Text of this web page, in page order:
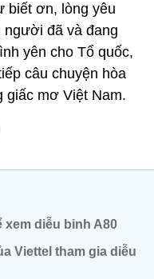
biết ơn, lòng yêu
đã và đang
yên cho Tổ quốc,
câu chuyện hòa
giấc mơ Việt Nam.
diễu binh A80
Viettel tham gia diễu